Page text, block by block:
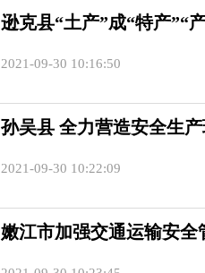
逊克县“土产”成“特产”“
2021-09-30 10:16:50
孙吴县 全力营造安全生
2021-09-30 10:22:09
嫩江市加强交通运输安全